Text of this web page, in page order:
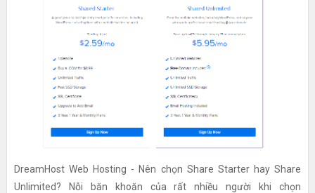
DreamHost Web Hosting - Nên chọn Share Starter hay Share
Unlimited? Nỗi băn khoăn của rất nhiều người khi chọn